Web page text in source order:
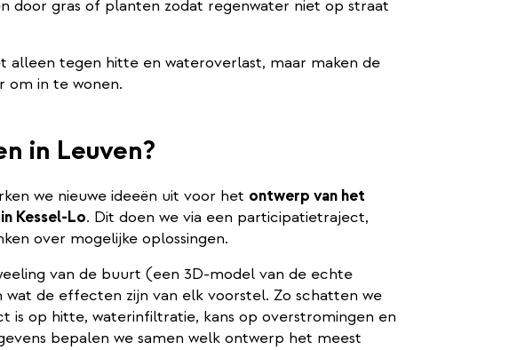
door gras of planten zodat regenwater niet op straat
alleen tegen hitte en wateroverlast, maar maken de
om in te wonen.
in Leuven?
we nieuwe ideeën uit voor het ontwerp van het
Kessel-Lo. Dit doen we via een participatietraject,
over mogelijke oplossingen.
van de buurt (een 3D-model van de echte
de effecten zijn van elk voorstel. Zo schatten we
is op hitte, waterinfiltratie, kans op overstromingen en
bepalen we samen welk ontwerp het meest